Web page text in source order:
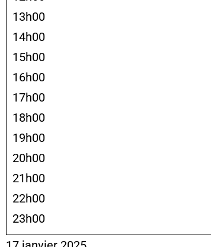
13h00
14h00
15h00
16h00
17h00
18h00
19h00
20h00
21h00
22h00
23h00